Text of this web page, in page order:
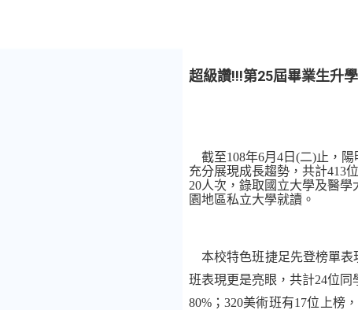
超級讚!!!第25屆畢業生升
截至108年6月 4 日 (二)止，陽
充分展現成長趨勢，共計413
20人次，錄取國立大學及醫學
園地區私立大學就讀。
本校特色班捷足先登榜單表
班表現更是亮眼，共計24位同
80% ； 320美術班有17位上榜